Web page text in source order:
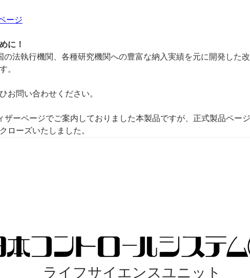
ージ
に！
の法執行機関、各種研究機関への豊富な納入実績を元に開発した
す。
お問い合わせください。
ーページでご案内しておりました本製品ですが、正式製品ペー
ローズいたしました。
ライフサイエンスユニット